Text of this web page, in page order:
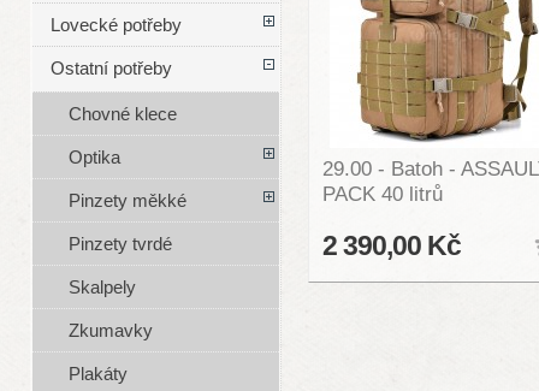
29.00 - Batoh -
PACK 40 litrů
2 390,00 Kč
Lovecké potřeby
Ostatní potřeby
Chovné klece
Optika
Pinzety měkké
Pinzety tvrdé
Skalpely
Zkumavky
Plakáty